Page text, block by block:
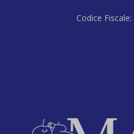
Codice Fiscale: